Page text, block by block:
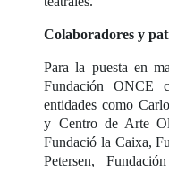
Colaboradores y
Para la puesta en
Fundación ONCE
entidades como
y Centro de Arte
Fundació la Caixa,
Petersen,